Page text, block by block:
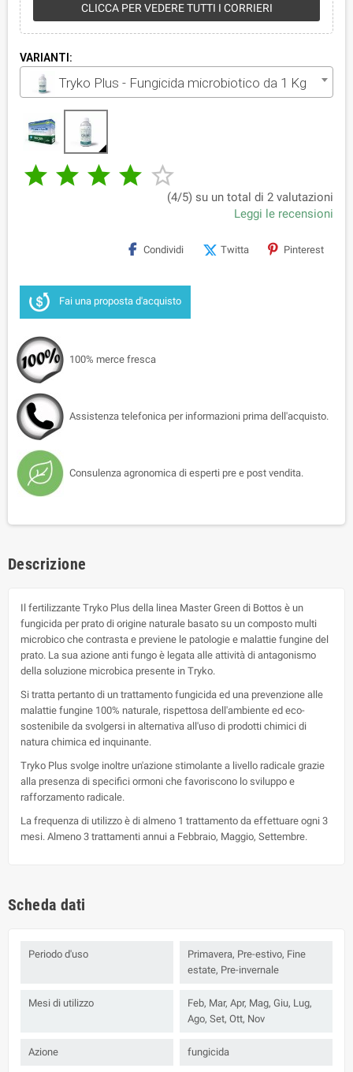
CLICCA PER VEDERE TUTTI I CORRIERI
VARIANTI:
Tryko Plus - Fungicida microbiotico da 1 Kg
    
(4/5) su un total di 2 valutazioni
Leggi le recensioni
Condividi Twitta Pinterest
Fai una proposta d'acquisto
100% merce fresca
Assistenza telefonica per informazioni prima dell'acquisto.
Consulenza agronomica di esperti pre e post vendita.
Descrizione
Il fertilizzante Tryko Plus della linea Master Green di Bottos è un
fungicida per prato di origine naturale basato su un composto multi
microbico che contrasta e previene le patologie e malattie fungine del
prato. La sua azione anti fungo è legata alle attività di antagonismo
della soluzione microbica presente in Tryko.
Si tratta pertanto di un trattamento fungicida ed una prevenzione alle
malattie fungine 100% naturale, rispettosa dell'ambiente ed eco-
sostenibile da svolgersi in alternativa all'uso di prodotti chimici di
natura chimica ed inquinante.
Tryko Plus svolge inoltre un'azione stimolante a livello radicale grazie
alla presenza di specifici ormoni che favoriscono lo sviluppo e
rafforzamento radicale.
La frequenza di utilizzo è di almeno 1 trattamento da effettuare ogni 3
mesi. Almeno 3 trattamenti annui a Febbraio, Maggio, Settembre.
Scheda dati
Periodo d'uso
Primavera, Pre-estivo, Fine
estate, Pre-invernale
Mesi di utilizzo
Feb, Mar, Apr, Mag, Giu, Lug,
Ago, Set, Ott, Nov
Azione fungicida